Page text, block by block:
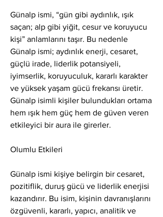
Günalp ismi, “gün gibi aydınlık, ışık
saçan; alp gibi yiğit, cesur ve koruyucu
kişi” anlamlarını taşır. Bu nedenle
Günalp ismi; aydınlık enerji, cesaret,
güçlü irade, liderlik potansiyeli,
iyimserlik, koruyuculuk, kararlı karakter
ve yüksek yaşam gücü frekansı üretir.
Günalp isimli kişiler bulundukları ortama
hem ışık hem güç hem de güven veren
etkileyici bir aura ile girerler.
Olumlu Etkileri
Günalp ismi kişiye belirgin bir cesaret,
pozitiflik, duruş gücü ve liderlik enerjisi
kazandırır. Bu isim, kişinin davranışlarını
özgüvenli, kararlı, yapıcı, analitik ve